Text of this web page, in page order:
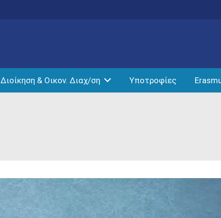
Διοίκηση & Οικον. Διαχ/ση Υποτροφίες